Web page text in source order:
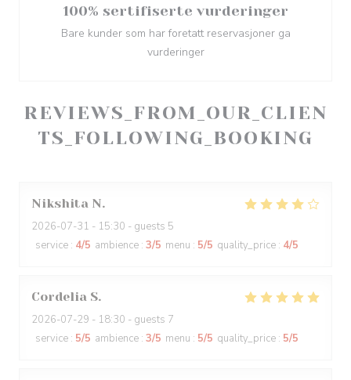
REVIEWS_FROM_OUR_CLIEN
TS_FOLLOWING_BOOKING
Nikshita N
2026-07-31 - 15:30 - guests 5
service : 4/5 ambience : 3/5 menu : 5/5 quality_price : 4/5
Cordelia S
2026-07-29 - 18:30 - guests 7
service : 5/5 ambience : 3/5 menu : 5/5 quality_price : 5/5
100% sertifiserte vurderinger
Bare kunder som har foretatt reservasjoner ga
vurderinger